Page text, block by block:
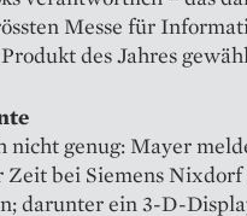
Messe für
des Jahres
nicht genug: ­Mayer
Zeit bei Siemens Nixdorf
darunter ein 3-D-